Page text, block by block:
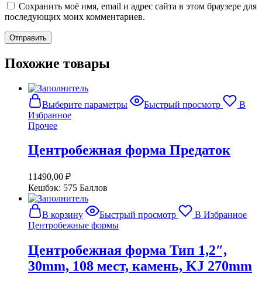
Сохранить моё имя, email и адрес сайта в этом браузере для
последующих моих комментариев.
Похожие товары
Выберите параметры
Этот
товар
Опции
Быстрый просмотр
В
Избранное
Прочее
Центробежная форма Предаток
11490,00 ₽
Кешбэк: 575 Баллов
В корзину Быстрый просмотр
В Избранное
Центробежные формы
Центробежная форма Тип 1,2″,
30mm, 108 мест, камень, KJ 270mm